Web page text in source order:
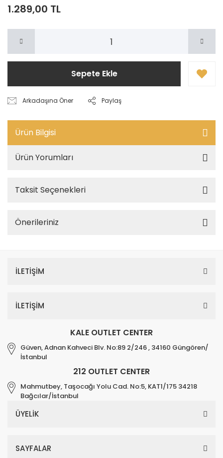
1.289,00 TL
Sepete Ekle
Arkadaşına Öner Paylaş
Ürün Bilgisi
Ürün Yorumları
Taksit Seçenekleri
Önerileriniz
İLETİŞİM
İLETİŞİM
KALE OUTLET CENTER
Güven, Adnan Kahveci Blv. No:89 2/246 , 34160 Güngören/
İstanbul
212 OUTLET CENTER
Mahmutbey, Taşocağı Yolu Cad. No:5, KAT1/175 34218
Bağcılar/İstanbul
ÜYELİK
SAYFALAR